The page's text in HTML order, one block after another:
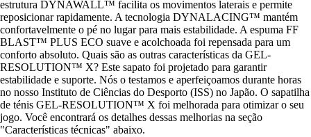
estrutura DYNAWALL™ facilita os movimentos laterais e permite
reposicionar rapidamente. A tecnologia DYNALACING™ mantém
confortavelmente o pé no lugar para mais estabilidade. A espuma FF
BLAST™ PLUS ECO suave e acolchoada foi repensada para um
conforto absoluto. Quais são as outras características da GEL-
RESOLUTION™ X? Este sapato foi projetado para garantir
estabilidade e suporte. Nós o testamos e aperfeiçoamos durante horas
no nosso Instituto de Ciências do Desporto (ISS) no Japão. O sapatilha
de ténis GEL-RESOLUTION™ X foi melhorada para otimizar o seu
jogo. Você encontrará os detalhes dessas melhorias na seção
"Características técnicas" abaixo.